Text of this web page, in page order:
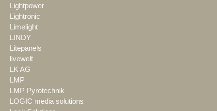
Lightpower
Lightronic
Limelight
LINDY
Litepanels
livewelt
LK AG
LMP
LMP Pyrotechnik
LOGIC media solutions